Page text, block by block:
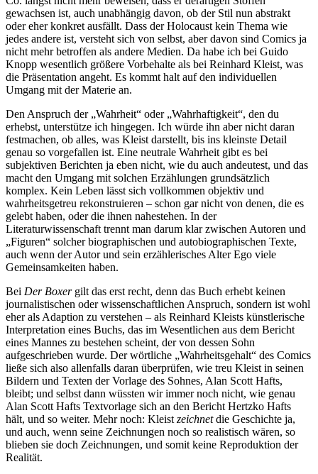
gewachsen ist, auch unabhängig davon, ob der Stil nun abstrakt
oder eher konkret ausfällt. Dass der Holocaust kein Thema wie
jedes andere ist, versteht sich von selbst, aber davon sind Comics ja
nicht mehr betroffen als andere Medien. Da habe ich bei Guido
Knopp wesentlich größere Vorbehalte als bei Reinhard Kleist, was
die Präsentation angeht. Es kommt halt auf den individuellen
Umgang mit der Materie an.
Den Anspruch der „Wahrheit“ oder „Wahrhaftigkeit“, den du
erhebst, unterstütze ich hingegen. Ich würde ihn aber nicht daran
festmachen, ob alles, was Kleist darstellt, bis ins kleinste Detail
genau so vorgefallen ist. Eine neutrale Wahrheit gibt es bei
subjektiven Berichten ja eben nicht, wie du auch andeutest, und das
macht den Umgang mit solchen Erzählungen grundsätzlich
komplex. Kein Leben lässt sich vollkommen objektiv und
wahrheitsgetreu rekonstruieren – schon gar nicht von denen, die es
gelebt haben, oder die ihnen nahestehen. In der
Literaturwissenschaft trennt man darum klar zwischen Autoren und
„Figuren“ solcher biographischen und autobiographischen Texte,
auch wenn der Autor und sein erzählerisches Alter Ego viele
Gemeinsamkeiten haben.
Bei Der Boxergilt das erst recht, denn das Buch erhebt keinen
journalistischen oder wissenschaftlichen Anspruch, sondern ist wohl
eher als Adaption zu verstehen – als Reinhard Kleists künstlerische
Interpretation eines Buchs, das im Wesentlichen aus dem Bericht
eines Mannes zu bestehen scheint, der von dessen Sohn
aufgeschrieben wurde. Der wörtliche „Wahrheitsgehalt“ des Comics
ließe sich also allenfalls daran überprüfen, wie treu Kleist in seinen
Bildern und Texten der Vorlage des Sohnes, Alan Scott Hafts,
bleibt; und selbst dann wüssten wir immer noch nicht, wie genau
Alan Scott Hafts Textvorlage sich an den Bericht Hertzko Hafts
hält, und so weiter. Mehr noch: Kleist zeichnetdie Geschichte ja,
und auch, wenn seine Zeichnungen noch so realistisch wären, so
blieben sie doch Zeichnungen, und somit keine Reproduktion der
Realität.